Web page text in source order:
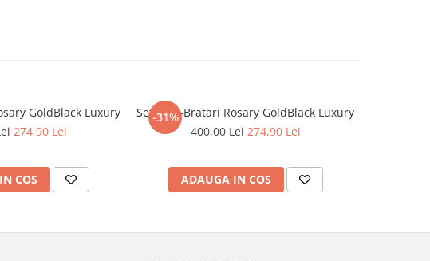
GoldBlack Luxury
274,90 Lei
COS
-31%
Set Lant-Bratari Rosary GoldBlack Luxury
400,00 Lei274,90 Lei
ADAUGA IN COS